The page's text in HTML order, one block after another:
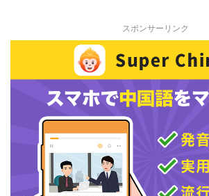
スポンサーリンク